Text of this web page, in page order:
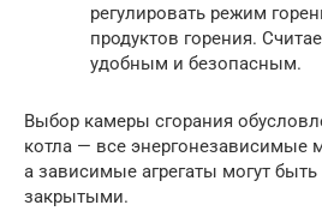
регулировать режим
продуктов горения.
удобным и безопасным.
Выбор камеры сгорания
котла — все энергонезависимые
а зависимые агрегаты могут
закрытыми.